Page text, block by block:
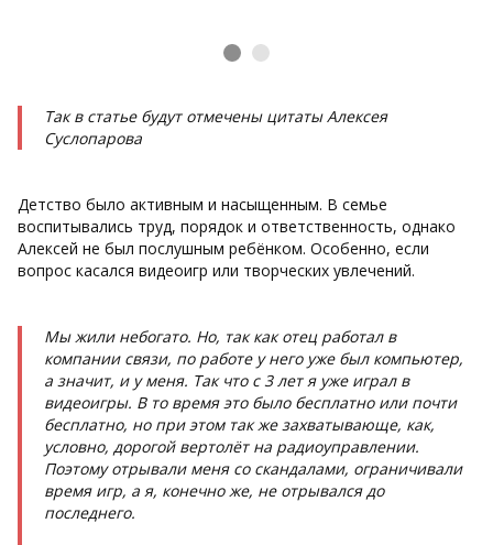
Так в статье будут отмечены цитаты Алексея
Суслопарова
Детство было активным и насыщенным. В семье
воспитывались труд, порядок и ответственность, однако
Алексей не был послушным ребёнком. Особенно, если
вопрос касался видеоигр или творческих увлечений.
Мы жили небогато. Но, так как отец работал в
компании связи, по работе у него уже был компьютер,
а значит, и у меня. Так что с 3 лет я уже играл в
видеоигры. В то время это было бесплатно или почти
бесплатно, но при этом так же захватывающе, как,
условно, дорогой вертолёт на радиоуправлении.
Поэтому отрывали меня со скандалами, ограничивали
время игр, а я, конечно же, не отрывался до
последнего.